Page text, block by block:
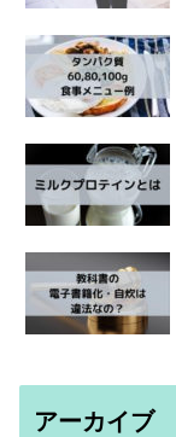
アーカイブ